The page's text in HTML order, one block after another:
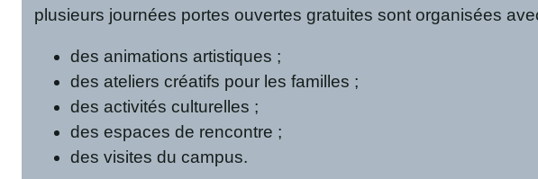
plusieurs journées portes ouvertes gratuites sont organisées
des animations artistiques ;
des ateliers créatifs pour les familles ;
des activités culturelles ;
des espaces de rencontre ;
des visites du campus.